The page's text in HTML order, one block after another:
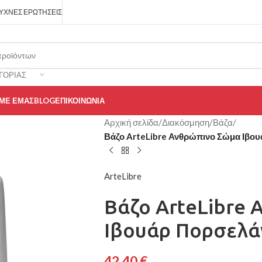
ΕΡΩΤΉΣΕΙΣ
ΕΜΆΣBLOGΕΠΙΚΟΙΝΩΝΊΑ
Αρχική σελίδα/Διακόσμηση/Βάζα/
Βάζο ArteLibre Ανθρώπινο Σώμα
ArteLibre
Βάζο ArteLibre
Ιβουάρ